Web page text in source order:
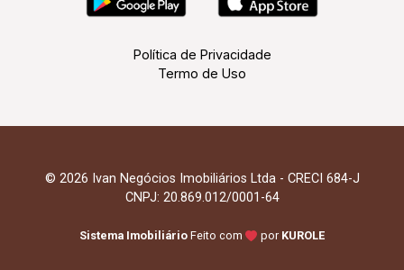
Política de Privacidade
Termo de Uso
© 2026 Ivan Negócios Imobiliários Ltda - CRECI 684-J
CNPJ: 20.869.012/0001-64
Sistema Imobiliário Feito com por KUROLE